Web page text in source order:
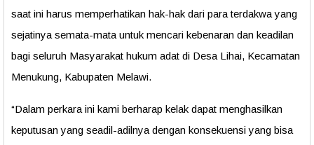
saat ini harus memperhatikan hak-hak dari para terdakwa yang
sejatinya semata-mata untuk mencari kebenaran dan keadilan
bagi seluruh Masyarakat hukum adat di Desa Lihai, Kecamatan
Menukung, Kabupaten Melawi.
“Dalam perkara ini kami berharap kelak dapat menghasilkan
keputusan yang seadil-adilnya dengan konsekuensi yang bisa